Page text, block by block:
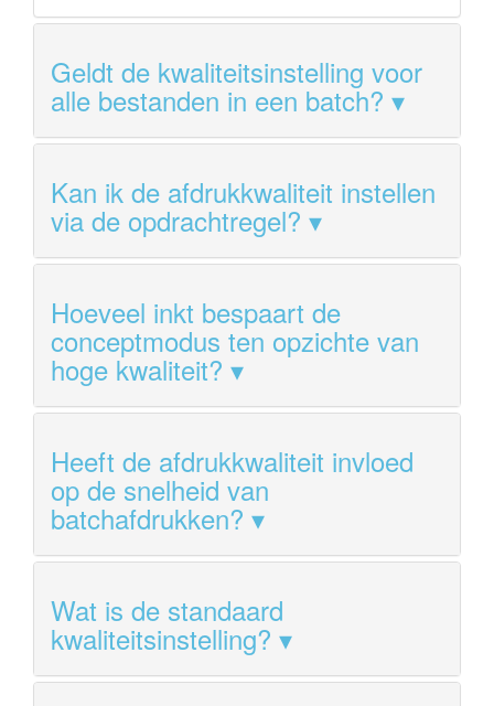
Geldt de kwaliteitsinstelling voor
alle bestanden in een batch?
Kan ik de afdrukkwaliteit instellen
via de opdrachtregel?
Hoeveel inkt bespaart de
conceptmodus ten opzichte van
hoge kwaliteit?
Heeft de afdrukkwaliteit invloed
op de snelheid van
batchafdrukken?
Wat is de standaard
kwaliteitsinstelling?